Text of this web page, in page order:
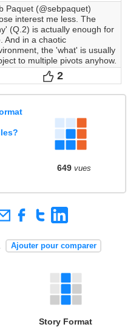
Paquet (@sebpaquet)
interest me less. The
(Q.2) is actually enough for
And in a chaotic
the 'what' is usually
to multiple pivots anyhow.
Votes
2
649 vues
Ajouter pour comparer
Story Format